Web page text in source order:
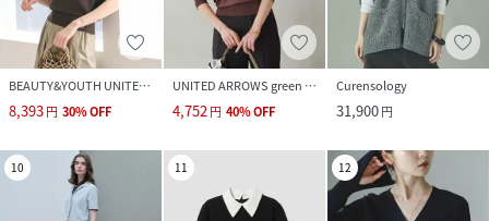
BEAUTY&YOUTH UNITED ARROWS
8,393円 30%OFF
UNITED ARROWS green label relaxing
4,752 円 40%OFF
Curensology
31,900円
10 11 12